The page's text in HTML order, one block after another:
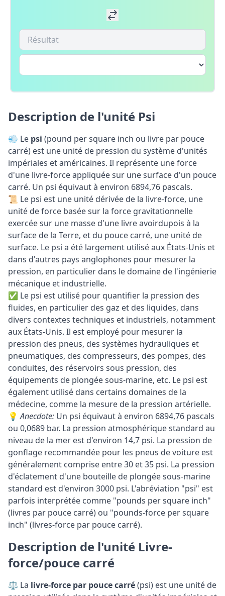
Description de l'unité Psi
💨 Le psi (pound per square inch ou livre par pouce
carré) est une unité de pression du système d'unités
impériales et américaines. Il représente une force
d'une livre-force appliquée sur une surface d'un pouce
carré. Un psi équivaut à environ 6894,76 pascals.
📜 Le psi est une unité dérivée de la livre-force, une
unité de force basée sur la force gravitationnelle
exercée sur une masse d'une livre avoirdupois à la
surface de la Terre, et du pouce carré, une unité de
surface. Le psi a été largement utilisé aux États-Unis et
dans d'autres pays anglophones pour mesurer la
pression, en particulier dans le domaine de l'ingénierie
mécanique et industrielle.
✅ Le psi est utilisé pour quantifier la pression des
fluides, en particulier des gaz et des liquides, dans
divers contextes techniques et industriels, notamment
aux États-Unis. Il est employé pour mesurer la
pression des pneus, des systèmes hydrauliques et
pneumatiques, des compresseurs, des pompes, des
conduites, des réservoirs sous pression, des
équipements de plongée sous-marine, etc. Le psi est
également utilisé dans certains domaines de la
médecine, comme la mesure de la pression artérielle.
💡Anecdote: Un psi équivaut à environ 6894,76 pascals
ou 0,0689 bar. La pression atmosphérique standard au
niveau de la mer est d'environ 14,7 psi. La pression de
gonflage recommandée pour les pneus de voiture est
généralement comprise entre 30 et 35 psi. La pression
d'éclatement d'une bouteille de plongée sous-marine
standard est d'environ 3000 psi. L'abréviation "psi" est
parfois interprétée comme "pounds per square inch"
(livres par pouce carré) ou "pounds-force per square
inch" (livres-force par pouce carré).
Description de l'unité Livre-
force/pouce carré
⚖️ La livre-force par pouce carré(psi) est une unité de